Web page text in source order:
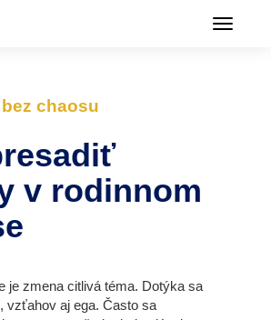
Menu
chaosu
v rodinnom
je zmena citlivá téma. Dotýka sa
vzťahov aj ega. Často sa